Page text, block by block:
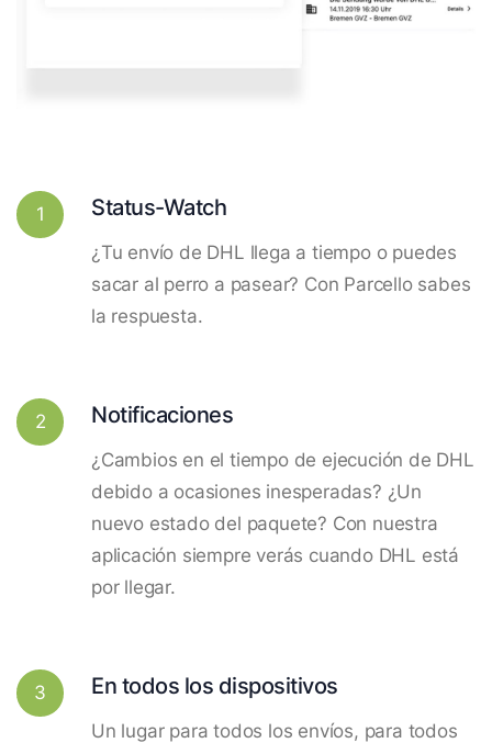
1 Status-Watch
¿Tu envío de DHL llega a tiempo o puedes
sacar al perro a pasear? Con Parcello sabes
la respuesta.
2 Notificaciones
¿Cambios en el tiempo de ejecución de DHL
debido a ocasiones inesperadas? ¿Un
nuevo estado del paquete? Con nuestra
aplicación siempre verás cuando DHL está
por llegar.
3 En todos los dispositivos
Un lugar para todos los envíos, para todos